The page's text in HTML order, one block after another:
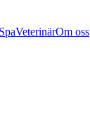
VeterinärOm oss